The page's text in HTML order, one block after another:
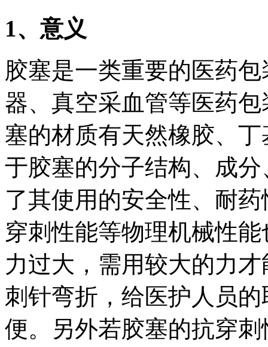
1、意义
胶塞是一类重要的医药
器、真空采血管等医药
塞的材质有天然橡胶、
于胶塞的分子结构、成
了其使用的安全性、耐
穿刺性能等物理机械性
力过大，需用较大的力
刺针弯折，给医护人员
便。另外若胶塞的抗穿